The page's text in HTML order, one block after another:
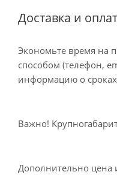
Доставка и
Экономьте время на
способом (телефон,
информацию о
Важно!
Дополнительно цена